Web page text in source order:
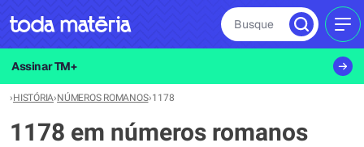
Busque
Assinar TM+
›HISTÓRIA›NÚMEROS ROMANOS›1178
1178 em números romanos